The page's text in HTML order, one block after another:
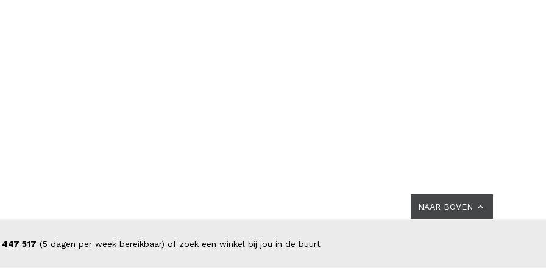
NAAR BOVEN
447 517 (5 dagen per week bereikbaar) of zoek een winkel bij jou in de buurt